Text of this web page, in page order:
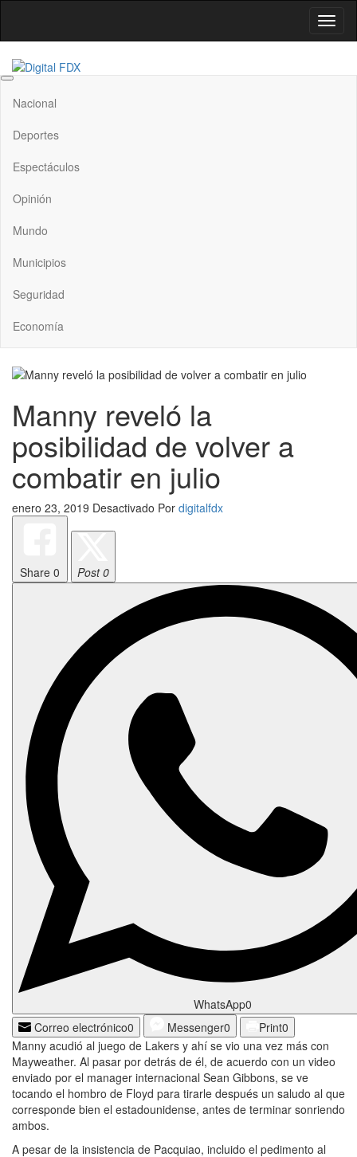
contenido
la
Digital FDX
Nacional
Deportes
Espectáculos
Opinión
Mundo
Municipios
Seguridad
Economía
Manny reveló la
posibilidad de volver a
combatir en julio
enero 23, 2019 Desactivado Por digitalfdx
Share 0 Post 0
WhatsApp0
Correo electrónico0 Messenger0 Print0
Manny acudió al juego de Lakers y ahí se vio una vez más con
Mayweather. Al pasar por detrás de él, de acuerdo con un video
enviado por el manager internacional Sean Gibbons, se ve
tocando el hombro de Floyd para tirarle después un saludo al que
corresponde bien el estadounidense, antes de terminar sonriendo
ambos.
A pesar de la insistencia de Pacquiao, incluido el pedimento al